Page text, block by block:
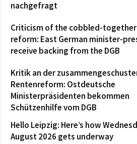
nachgefragt
Criticism of the cobbled-
reform: East German minister-
receive backing from the DGB
Kritik an der
Rentenreform: Ostdeutsche
Ministerpräsidenten bekommen
Schützenhilfe vom DGB
Hello Leipzig: Here’s how
August 2026 gets underway